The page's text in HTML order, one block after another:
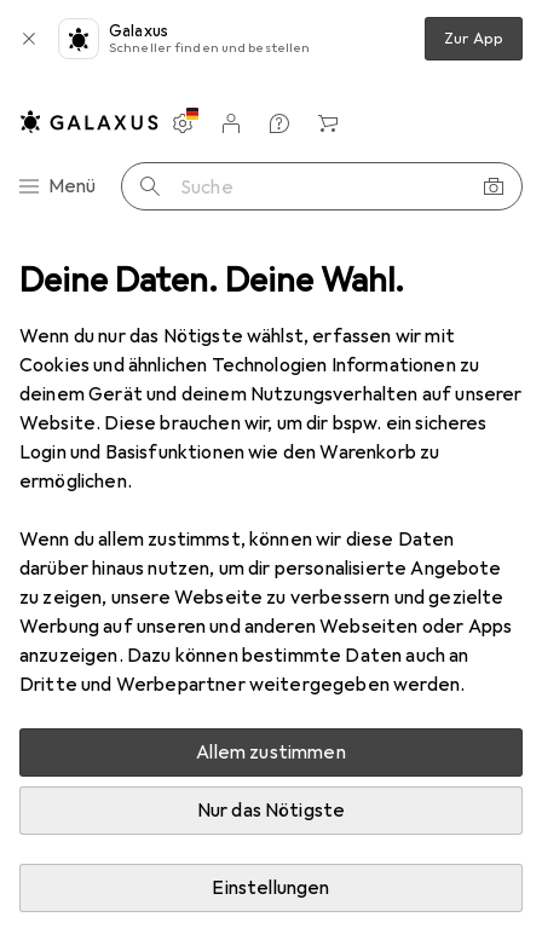
Deine Daten. Deine Wahl.
Wenn du nur das Nötigste wählst, erfassen wir mit
Cookies und ähnlichen Technologien Informationen zu
deinem Gerät und deinem Nutzungsverhalten auf unserer
Website. Diese brauchen wir, um dir bspw. ein sicheres
Login und Basisfunktionen wie den Warenkorb zu
ermöglichen.
Wenn du allem zustimmst, können wir diese Daten
darüber hinaus nutzen, um dir personalisierte Angebote
zu zeigen, unsere Webseite zu verbessern und gezielte
Werbung auf unseren und anderen Webseiten oder Apps
anzuzeigen. Dazu können bestimmte Daten auch an
Dritte und Werbepartner weitergegeben werden.
Allem zustimmen
Nur das Nötigste
Einstellungen
Galaxus
Schneller finden und bestellen Zur App
Navigation nach Kategorien
Menü Suche
Einstellungen
Kundenkonto
Vergleichslisten
Merklisten
Warenkorb
Outdoorbekleidung Sportshirt Erima Promo T-Shirt
3 Bilder
Erima Promo T-Shirt
Preis in EUR inkl. MwSt.
EUR
20,45
4
Bewertungen Marke
Mehr von Erima
Zwischen Mi, 12.8. und Fr, 14.8. geliefert
Mehr als 10 Stück an Lager beim Drittanbieter
Lieferort angeben für genaue Lieferzeit
FR